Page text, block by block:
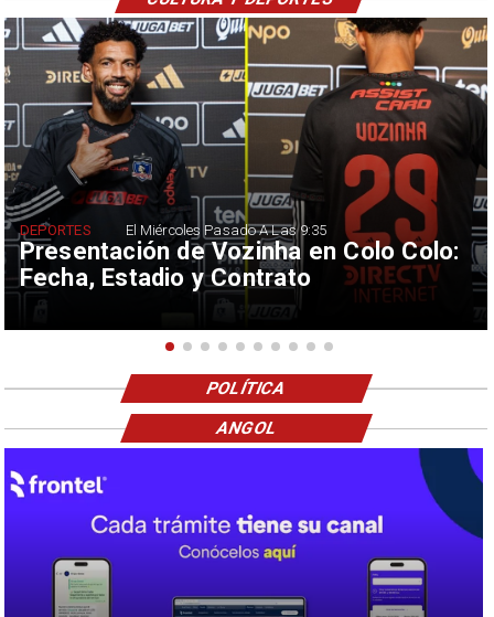
Presentación de Vozinha en Colo Colo:
Fecha, Estadio y Contrato
DEPORTES El Miércoles Pasado A Las 9:35
POLÍTICA
ANGOL